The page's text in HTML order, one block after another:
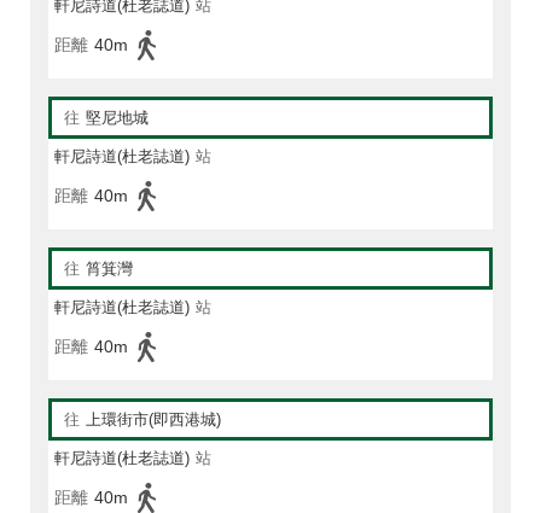
軒尼詩道(杜老誌道) 站
距離 40m
往 堅尼地城
軒尼詩道(杜老誌道) 站
距離 40m
往 筲箕灣
軒尼詩道(杜老誌道) 站
距離 40m
往 上環街市(即西港城)
軒尼詩道(杜老誌道) 站
距離 40m